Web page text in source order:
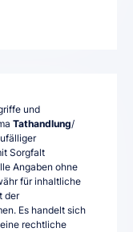
und
Tathandlung/
Sorgfalt
Angaben ohne
für inhaltliche
der
Es handelt sich
rechtliche